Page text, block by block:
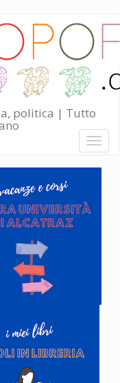
politica | Tutto
Toggle